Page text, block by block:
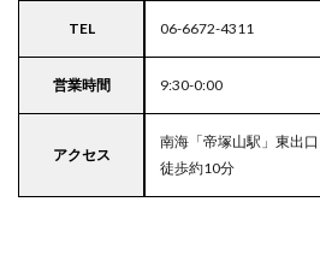
TEL 06-6672-4311
営業時間 9:30-0:00
アクセス
南海「帝塚山駅」東出
徒歩約10分